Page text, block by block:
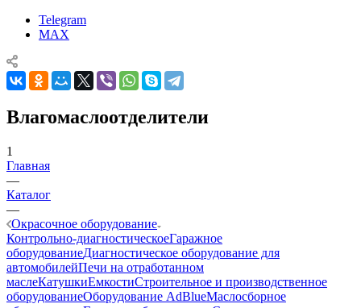
Telegram
MAX
Влагомаслоотделители
1
Главная
—
Каталог
—
Окрасочное оборудование
Контрольно-диагностическоеГаражное
оборудованиеДиагностическое оборудование для
автомобилейПечи на отработанном
маслеКатушкиЕмкостиСтроительное и производственное
оборудованиеОборудование AdBlueМаслосборное